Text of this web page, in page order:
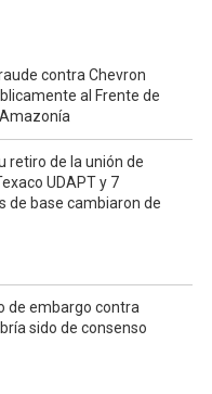
contra Chevron
al Frente de
retiro de la unión de
UDAPT y 7
de base cambiaron de
de embargo contra
sido de consenso